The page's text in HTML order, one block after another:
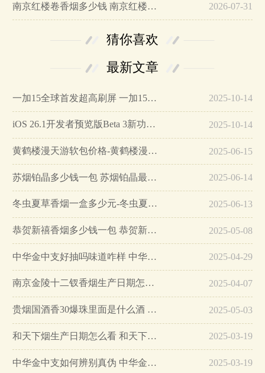
南京红楼卷香烟多少钱 南京红楼卷香烟价格表和图片… 2026-07-31
猜你喜欢
最新文章
一加15全球首发超高刷屏 一加15参数详细配置… 2025-10-14
iOS 26.1开发者预览版Beta 3新功能详解… 2025-10-14
黄鹤楼漫天游软包价格-黄鹤楼漫天游软包多少钱一盒… 2025-06-15
苏烟铂晶多少钱一包 苏烟铂晶最新价格… 2025-06-14
冬虫夏草香烟一盒多少元-冬虫夏草香烟一盒多少元2025最新价格… 2025-06-13
恭贺新禧香烟多少钱一包 恭贺新禧香烟价格表和图片… 2025-05-08
中华金中支好抽吗味道咋样 中华金中支口感特点介绍… 2025-04-29
南京金陵十二钗香烟生产日期怎么看 南京金陵十二钗香烟保质期… 2025-04-07
贵烟国酒香30爆珠里面是什么酒 贵烟国酒香30怎么辨别真假… 2025-05-03
和天下烟生产日期怎么看 和天下烟真假辨别方法六个方面… 2025-03-19
中华金中支如何辨别真伪 中华金中支真假烟鉴别方法… 2025-03-19